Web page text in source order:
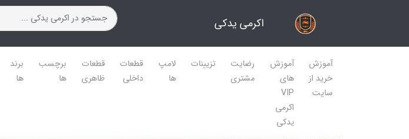
اکرمی یدکی
آموزش
خرید از
سایت
آموزش
های
VIP
اکرمی
یدکی
رضایت
مشتری
تزیینات
لامپ
ها
قطعات
داخلی
قطعات
ظاهری
برچسب
ها
برند
ها